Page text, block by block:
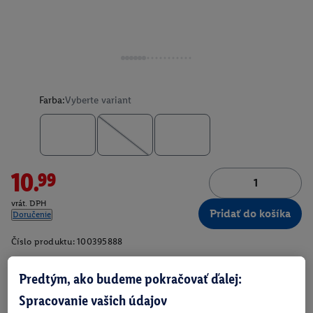
Farba:Vyberte variant
10.99
vrát. DPH
Doručenie
Pridať do košíka
Číslo produktu: 100395888
Predtým, ako budeme pokračovať ďalej:
Spracovanie vašich údajov